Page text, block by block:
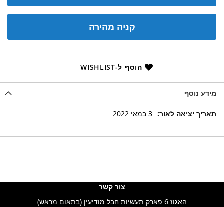
קניה מהירה
הוסף ל-WISHLIST
מידע נוסף
מידע
3 במאי 2022
צור קשר
האגוז 6 פארק תעשיות חבל מודיעין (בתאום מראש)